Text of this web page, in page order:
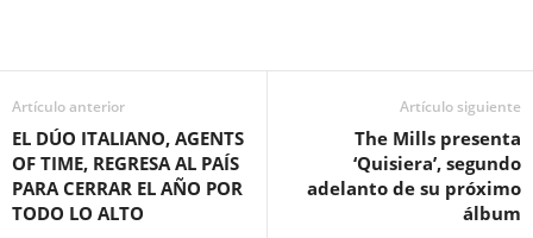
Artículo anterior
EL DÚO ITALIANO, AGENTS
OF TIME, REGRESA AL PAÍS
PARA CERRAR EL AÑO POR
TODO LO ALTO
Artículo siguiente
The Mills presenta
‘Quisiera’, segundo
adelanto de su próximo
álbum